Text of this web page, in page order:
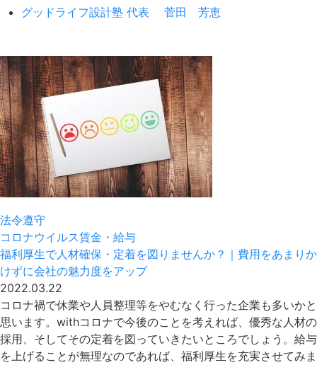
グッドライフ設計塾 代表 菅田 芳恵
法令遵守
コロナウイルス賃金・給与
福利厚生で人材確保・定着を図りませんか？｜費用をあまりか
けずに会社の魅力度をアップ
2022.03.22
コロナ禍で休業や人員整理等をやむなく行った企業も多いかと
思います。withコロナで今後のことを考えれば、優秀な人材の
採用、そしてその定着を図っていきたいところでしょう。給与
を上げることが無理なのであれば、福利厚生を充実させてみま